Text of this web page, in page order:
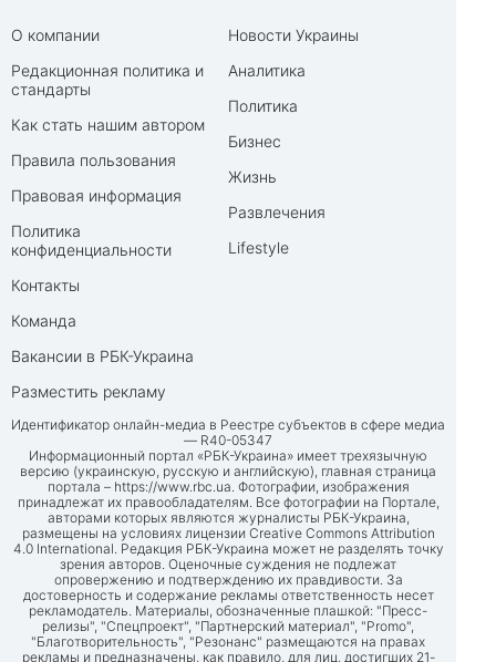
О компании
Редакционная политика и
стандарты
Как стать нашим автором
Правила пользования
Правовая информация
Политика
конфиденциальности
Контакты
Команда
Вакансии в РБК-Украина
Разместить рекламу
Новости Украины
Аналитика
Политика
Бизнес
Жизнь
Развлечения
Lifestyle
Идентификатор онлайн-медиа в Реестре субъектов в сфере медиа
— R40-05347
Информационный портал «РБК-Украина» имеет трехязычную
версию (украинскую, русскую и английскую), главная страница
портала – https://www.rbc.ua. Фотографии, изображения
принадлежат их правообладателям. Все фотографии на Портале,
авторами которых являются журналисты РБК-Украина,
размещены на условиях лицензии Creative Commons Attribution
4.0 International. Редакция РБК-Украина может не разделять точку
зрения авторов. Оценочные суждения не подлежат
опровержению и подтверждению их правдивости. За
достоверность и содержание рекламы ответственность несет
рекламодатель. Материалы, обозначенные плашкой: "Пресс-
релизы", "Спецпроект", "Партнерский материал", "Promo",
"Благотворительность", "Резонанс" размещаются на правах
рекламы и предназначены, как правило, для лиц, достигших 21-